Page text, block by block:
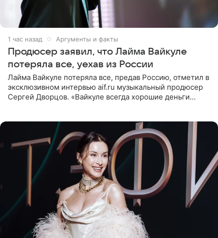
1 час назад Аргументы и факты
Продюсер заявил, что Лайма Вайкуле
потеряла все, уехав из России
Лайма Вайкуле потеряла все, предав Россию, отметил в
эксклюзивном интервью aif.ru музыкальный продюсер
Сергей Дворцов. «Вайкуле всегда хорошие деньги